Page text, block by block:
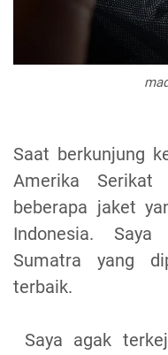
Saat berkunjung
Amerika Serikat
beberapa jaket
Indonesia.
Sumatra yang
terbaik.
Saya agak